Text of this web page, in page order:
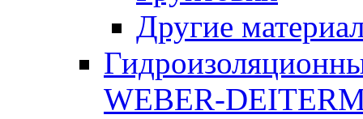
Другие
WEBER-